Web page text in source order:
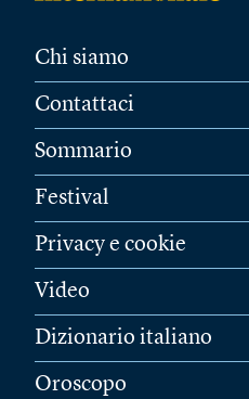
Chi siamo
Contattaci
Sommario
Festival
Privacy e cookie
Video
Dizionario italiano
Oroscopo